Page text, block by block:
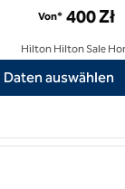
anzeigen
Von* 400 Zł
Hilton Hilton Sale
Daten auswählen